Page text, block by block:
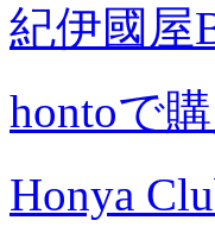
紀伊國屋
hontoで
Honya